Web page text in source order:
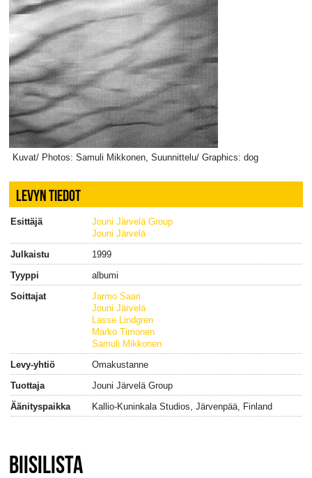
Kuvat/ Photos: Samuli Mikkonen, Suunnittelu/ Graphics: dog
LEVYN TIEDOT
Esittäjä
Jouni Järvelä Group
Jouni Järvelä
Julkaistu
1999
Tyyppi
albumi
Soittajat
Jarmo Saari
Jouni Järvelä
Lasse Lindgren
Marko Timonen
Samuli Mikkonen
Levy-yhtiö
Omakustanne
Tuottaja
Jouni Järvelä Group
Äänityspaikka
Kallio-Kuninkala Studios, Järvenpää, Finland
BIISILISTA